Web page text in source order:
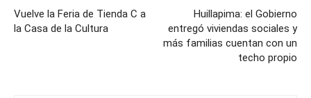
Vuelve la Feria de Tienda C a
la Casa de la Cultura
Huillapima: el Gobierno
entregó viviendas sociales y
más familias cuentan con un
techo propio